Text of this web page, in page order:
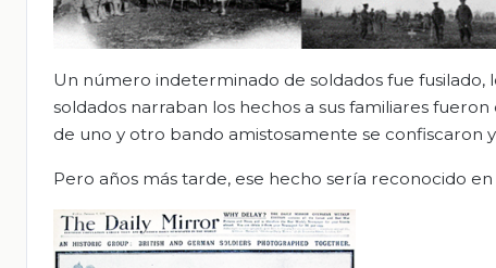
Un número indeterminado de soldados fue fusilado,
soldados narraban los hechos a sus familiares
de uno y otro bando amistosamente se confiscaron
Pero años más tarde, ese hecho sería reconocido en